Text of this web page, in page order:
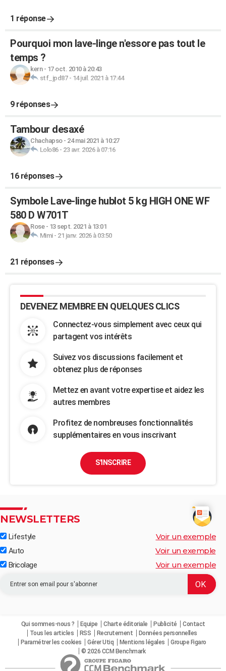
1 réponse
Pourquoi mon lave-linge n'essore pas tout le
temps ?
kern- 17 oct. 2010 à 20:43
stf_jpd87- 14 juil. 2021 à 17:44
9 réponses
Tambour desaxé
Chachapso- 24 mai 2021 à 10:27
Lolo86- 23 avr. 2026 à 07:16
16 réponses
Symbole Lave-linge hublot 5 kg HIGH ONE WF
580 D W701T
Rose- 13 sept. 2021 à 13:01
Mimi- 21 janv. 2026 à 03:50
21 réponses
DEVENEZ MEMBRE EN QUELQUES CLICS
Connectez-vous simplement avec ceux qui
partagent vos intérêts
Suivez vos discussions facilement et
obtenez plus de réponses
Mettez en avant votre expertise et aidez les
autres membres
Profitez de nombreuses fonctionnalités
supplémentaires en vous inscrivant
S'INSCRIRE
NEWSLETTERS
Lifestyle Voir un exemple
Auto Voir un exemple
Bricolage Voir un exemple
Qui sommes-nous ? Equipe Charte éditoriale Publicité
Contact
Tous les articles
RSS Recrutement
Données personnelles
Paramétrer les cookies
Gérer Utiq Mentions légales
Groupe Figaro
© 2026 CCM Benchmark